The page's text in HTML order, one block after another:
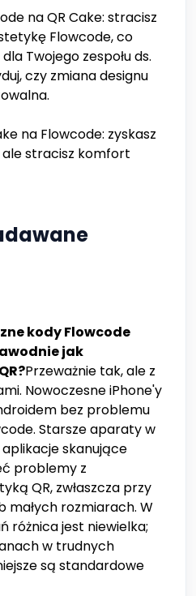
na QR Cake: stracisz
Flowcode, co
Twojego zespołu ds.
czy zmiana designu
na Flowcode: zyskasz
stracisz komfort
kody Flowcode
jak
Przeważnie tak, ale z
Nowoczesne iPhone'y
bez problemu
Starsze aparaty w
skanujące
problemy z
QR, zwłaszcza przy
małych rozmiarach. W
różnica jest niewielka;
w trudnych
są standardowe